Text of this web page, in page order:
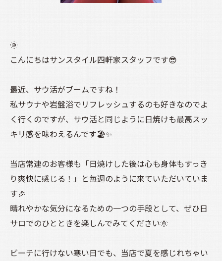
🌞
こんにちはサンスタイル四軒家スタッフです😎
最近、サウ活がブームですね！
私サウナや岩盤浴でリフレッシュするのも好きなのでよ
く行くのですが、サウ活と同じように日焼けも最高スッ
キリ感を味わえるんです🏖️✨
当店常連のお客様も「日焼けした後は心も身体もすっき
り爽快に感じる！」と毎週のように来ていただいていま
す🎉
晴れやかな気分になるための一つの手段として、ぜひ日
サロでのひとときを楽しんでみてください🌞
ビーチに行けない寒い日でも、当店で夏を感じれちゃい